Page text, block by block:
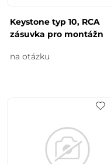
Keystone typ 10, RCA
zásuvka pro montážn
na otázku